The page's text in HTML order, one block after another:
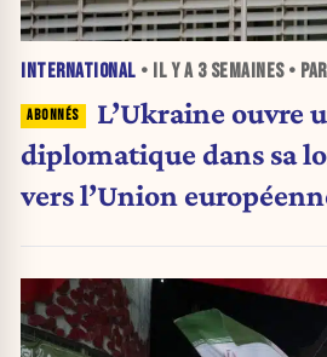
INTERNATIONAL • IL Y A 3 SEMAINES•
L’Ukraine ouvre
diplomatique dans sa
vers l’Union